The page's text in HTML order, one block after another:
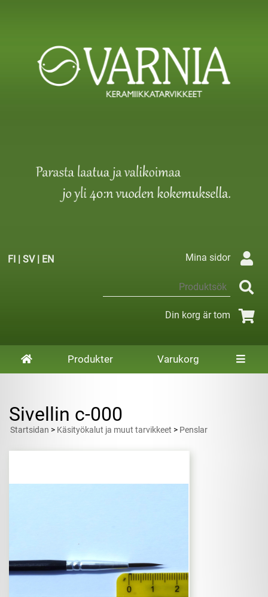
FI | SV| EN Mina sidor
Din korg är tom
Produkter Varukorg
Sivellin c-000
Startsidan > Käsityökalut ja muut tarvikkeet > Penslar